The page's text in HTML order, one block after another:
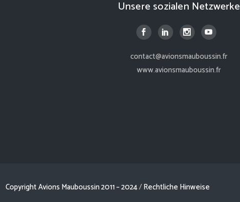
Unsere sozialen Netzwerke
contact@avionsmauboussin.fr
www.avionsmauboussin.fr
Copyright Avions Mauboussin 2011 – 2024/Rechtliche Hinweise